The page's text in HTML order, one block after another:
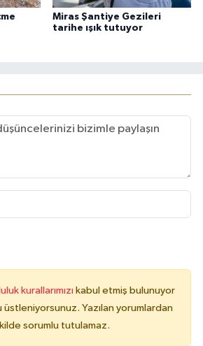
Miras Şantiye Gezileri
tarihe ışık tutuyor
kurallarımızı kabul etmiş bulunuyor
üstleniyorsunuz. Yazılan yorumlardan
sorumlu tutulamaz.